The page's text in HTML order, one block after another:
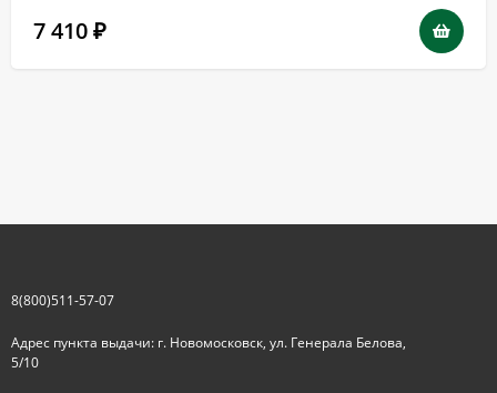
7 410 ₽
8(800)511-57-07
Адрес пункта выдачи: г. Новомосковск, ул. Генерала Белова,
5/10